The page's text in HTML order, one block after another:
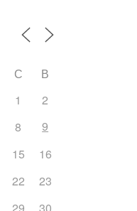
С
В
1
2
8
9
15
16
22
23
29 30